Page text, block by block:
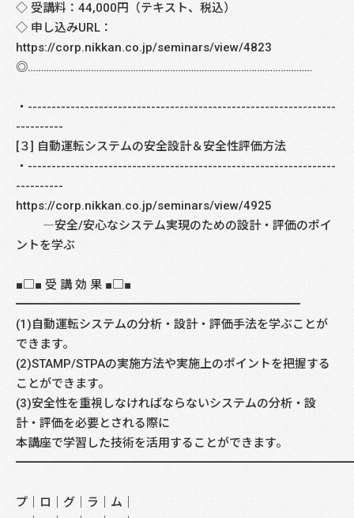
◇ 受講料：44,000円（テキスト、税込）
◇ 申し込みURL：
https://corp.nikkan.co.jp/seminars/view/4823
◎………………………………………………………………………………………………
・-----------------------------------------------------------------
----------
[３] 自動運転システムの安全設計＆安全性評価方法
・-----------------------------------------------------------------
----------
https://corp.nikkan.co.jp/seminars/view/4925
―安全/安心なシステム実現のための設計・評価のポイ
ントを学ぶ
■□■ 受 講 効 果 ■□■
━━━━━━━━━━━━━━━━━━━━━━━━
(1)自動運転システムの分析・設計・評価手法を学ぶことが
できます。
(2)STAMP/STPAの実施方法や実施上のポイントを把握する
ことができます。
(3)安全性を重視しなければならないシステムの分析・設
計・評価を必要とされる際に
本講座で学習した技術を活用することができます。
プ│ロ│グ│ラ│ム│